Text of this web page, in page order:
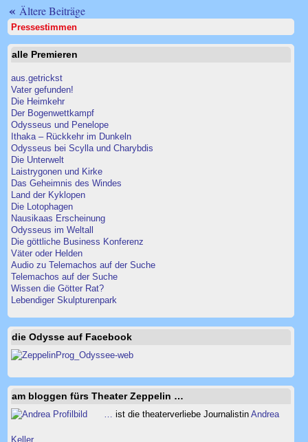
« Ältere Beiträge
Pressestimmen
alle Premieren
aus.getrickst
Vater gefunden!
Die Heimkehr
Der Bogenwettkampf
Odysseus und Penelope
Ithaka – Rückkehr im Dunkeln
Odysseus bei Scylla und Charybdis
Die Unterwelt
Laistrygonen und Kirke
Das Geheimnis des Windes
Land der Kyklopen
Die Lotophagen
Nausikaas Erscheinung
Odysseus im Weltall
Die göttliche Business Konferenz
Väter oder Helden
Audio zu Telemachos auf der Suche
Telemachos auf der Suche
Wissen die Götter Rat?
Lebendiger Skulpturenpark
die Odysse auf Facebook
am bloggen fürs Theater Zeppelin …
… ist die theaterverliebe Journalistin Andrea
Keller